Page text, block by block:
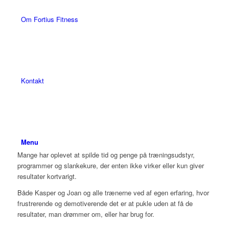
Om Fortius Fitness
Kontakt
Menu
Mange har oplevet at spilde tid og penge på træningsudstyr,
programmer og slankekure, der enten ikke virker eller kun giver
resultater kortvarigt.
Både Kasper og Joan og alle trænerne ved af egen erfaring, hvor
frustrerende og demotiverende det er at pukle uden at få de
resultater, man drømmer om, eller har brug for.